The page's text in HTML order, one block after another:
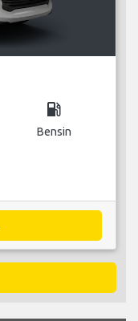
local_gas_station
Bensin